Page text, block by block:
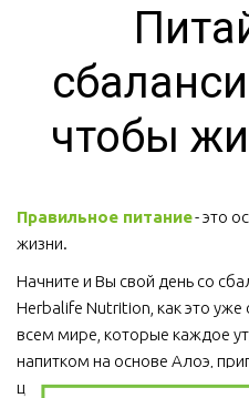
чтобы
Правильное питание - это
жизни.
Начните и Вы свой день со
Herbalife Nutrition, как это
всем мире, которые каждое
напитком на основе Алоэ,
ценного сорта Алоэ Вера,